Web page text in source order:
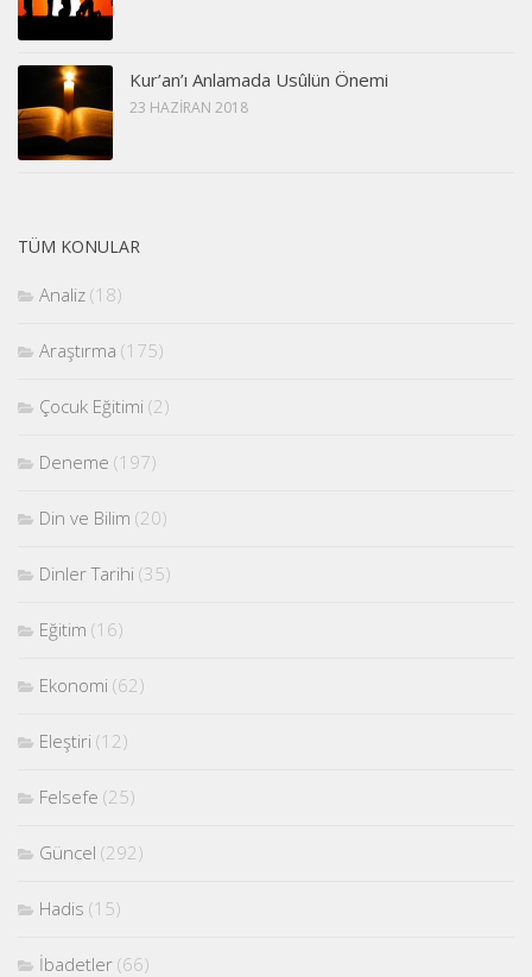
Kur’an’ı Anlamada Usûlün Önemi
23 HAZIRAN 2018
TÜM KONULAR
Analiz (18)
Araştırma (175)
Çocuk Eğitimi (2)
Deneme (197)
Din ve Bilim (20)
Dinler Tarihi (35)
Eğitim (16)
Ekonomi (62)
Eleştiri (12)
Felsefe (25)
Güncel (292)
Hadis (15)
İbadetler (66)